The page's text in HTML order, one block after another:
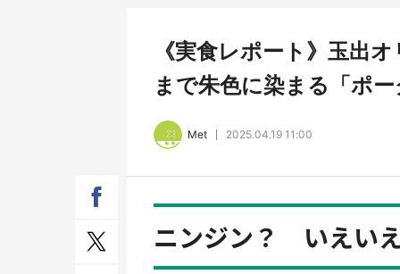
地域×二次
ラプラス・ダークネスが栃木県を征
服！？ 県公式プロモ動画で「聖地」
が生産されてます【7／31～1／31】
『
に
ラ
《実食レポート》玉出
まで朱色に染まる「ポ
Met 2025.04.19 11:00
ニンジン？ いえい